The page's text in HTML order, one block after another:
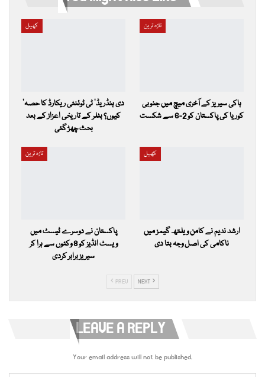
کھیل
’دی ہنڈریڈ‘ ٹی ٹوئنٹی ریکارڈ کا حصہ
کیوں؟ بٹلر کے تاریخی اعزاز کے بعد
بحث چھڑ گئی
تازہ ترین
ہاکی سیریز کے آخری میچ میں جنوبی
کوریا کی پاکستان کو 2-6 سے شکست
تازہ ترین
پاکستان نے دوسرے ٹیسٹ میں
ویسٹ انڈیز کو 8 وکٹوں سے ہرا کر
سیریز برابر کردی
کھیل
ارشد ندیم نے کامن ویلتھ گیمز میں
ناکامی کی اصل وجہ بتا دی
PREV NEXT
LEAVE A REPLY
Your email address will not be published.